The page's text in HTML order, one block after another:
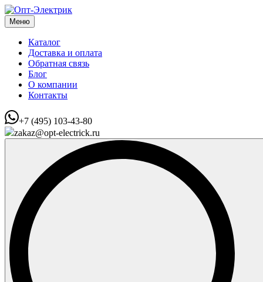
Меню
Каталог
Доставка и оплата
Обратная связь
Блог
О компании
Контакты
+7 (495) 103-43-80
zakaz@opt-electrick.ru